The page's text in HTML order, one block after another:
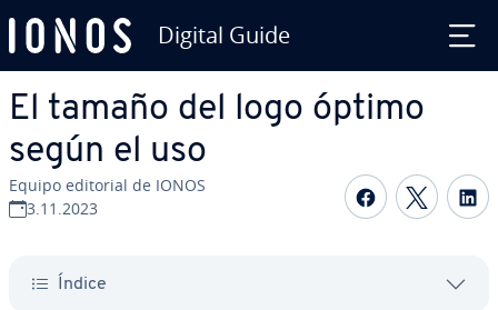
Digital Guide
El tamaño del logo óptimo
según el uso
Equipo editorial de IONOS
3.11.2023
Compartir
Índice